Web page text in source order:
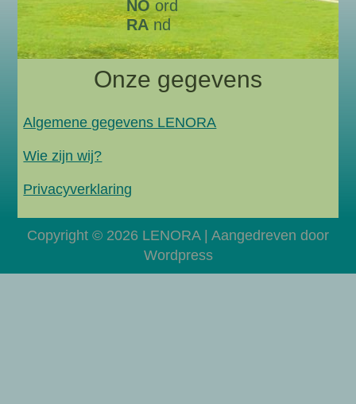
NOord
RAnd
Onze gegevens
Algemene gegevens LENORA
Wie zijn wij?
Privacyverklaring
Copyright © 2026 LENORA | Aangedreven door
Wordpress